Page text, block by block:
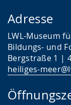
Adresse
LWL-Museum
Bildungs- und
Bergstraße 1 |
heiliges-